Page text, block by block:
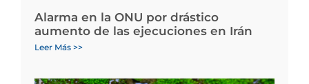
Alarma en la ONU por drástico
aumento de las ejecuciones en Irán
Leer Más >>